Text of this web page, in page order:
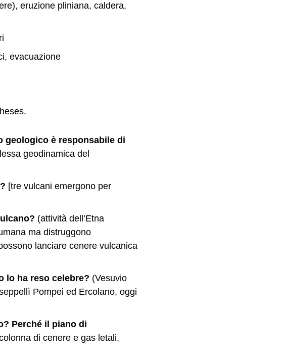
eruzione pliniana, caldera,
evacuazione
geologico è responsabile di
geodinamica del
[tre vulcani emergono per
(attività dell’Etna
ma distruggono
lanciare cenere vulcanica
lo ha reso celebre? (Vesuvio
Pompei ed Ercolano, oggi
Perché il piano di
di cenere e gas letali,